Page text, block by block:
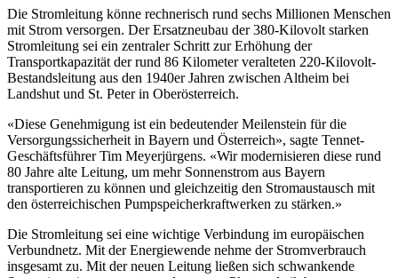
Die Stromleitung könne rechnerisch rund sechs Millionen Menschen
mit Strom versorgen. Der Ersatzneubau der 380-Kilovolt starken
Stromleitung sei ein zentraler Schritt zur Erhöhung der
Transportkapazität der rund 86 Kilometer veralteten 220-Kilovolt-
Bestandsleitung aus den 1940er Jahren zwischen Altheim bei
Landshut und St. Peter in Oberösterreich.
«Diese Genehmigung ist ein bedeutender Meilenstein für die
Versorgungssicherheit in Bayern und Österreich», sagte Tennet-
Geschäftsführer Tim Meyerjürgens. «Wir modernisieren diese rund
80 Jahre alte Leitung, um mehr Sonnenstrom aus Bayern
transportieren zu können und gleichzeitig den Stromaustausch mit
den österreichischen Pumpspeicherkraftwerken zu stärken.»
Die Stromleitung sei eine wichtige Verbindung im europäischen
Verbundnetz. Mit der Energiewende nehme der Stromverbrauch
insgesamt zu. Mit der neuen Leitung ließen sich schwankende